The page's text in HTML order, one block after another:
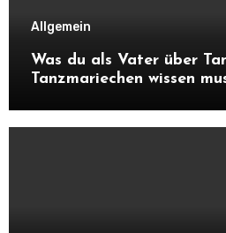
Allgemein
Was du als Vater über
Tanzmariechen wissen